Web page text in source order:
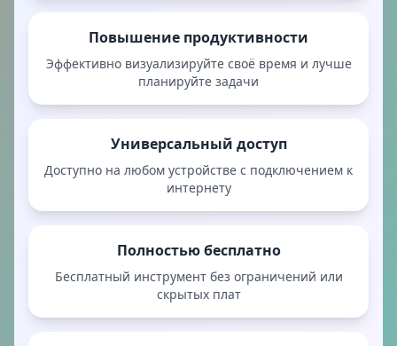
Повышение продуктивности
Эффективно визуализируйте своё время и лучше
планируйте задачи
Универсальный доступ
Доступно на любом устройстве с подключением к
интернету
Полностью бесплатно
Бесплатный инструмент без ограничений или
скрытых плат